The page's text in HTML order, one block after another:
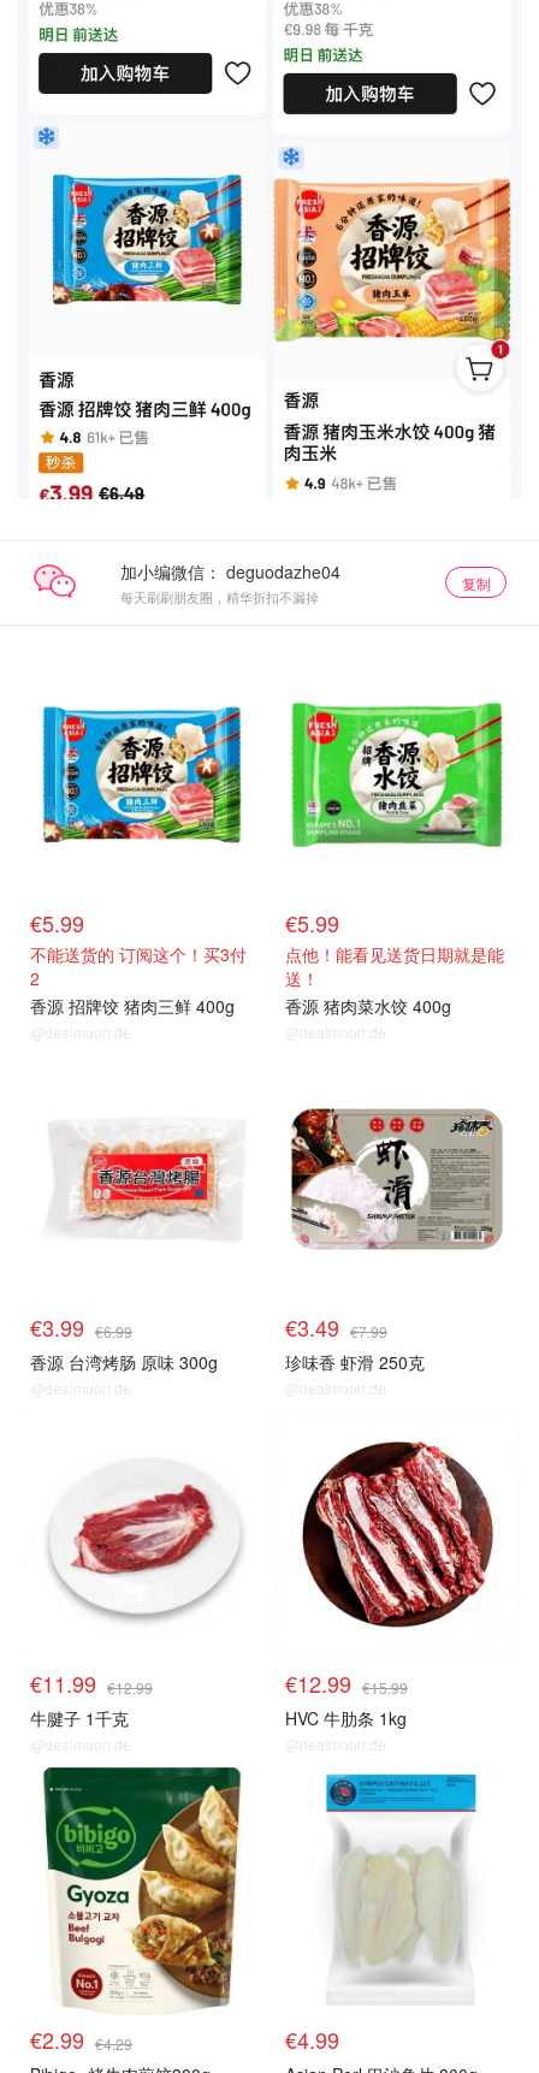
加小编微信：
每天刷刷朋友圈，精华折扣不漏掉
复制
€5.99
不能送货的 订阅这个！买3付
2
香源 招牌饺 猪肉三鲜 400g
@dealmoon.de
€5.99
点他！能看见送货日期就是能
送！
香源 猪肉菜水饺 400g
@dealmoon.de
€3.99 €6.99
香源 台湾烤肠 原味 300g
@dealmoon.de
€3.49 €7.99
珍味香 虾滑 250克
@dealmoon.de
€11.99 €12.99
牛腱子 1千克
@dealmoon.de
€12.99 €15.99
HVC 牛肋条 1kg
@dealmoon.de
生鲜top
€2.99 €4.29
生鲜top
€4.99